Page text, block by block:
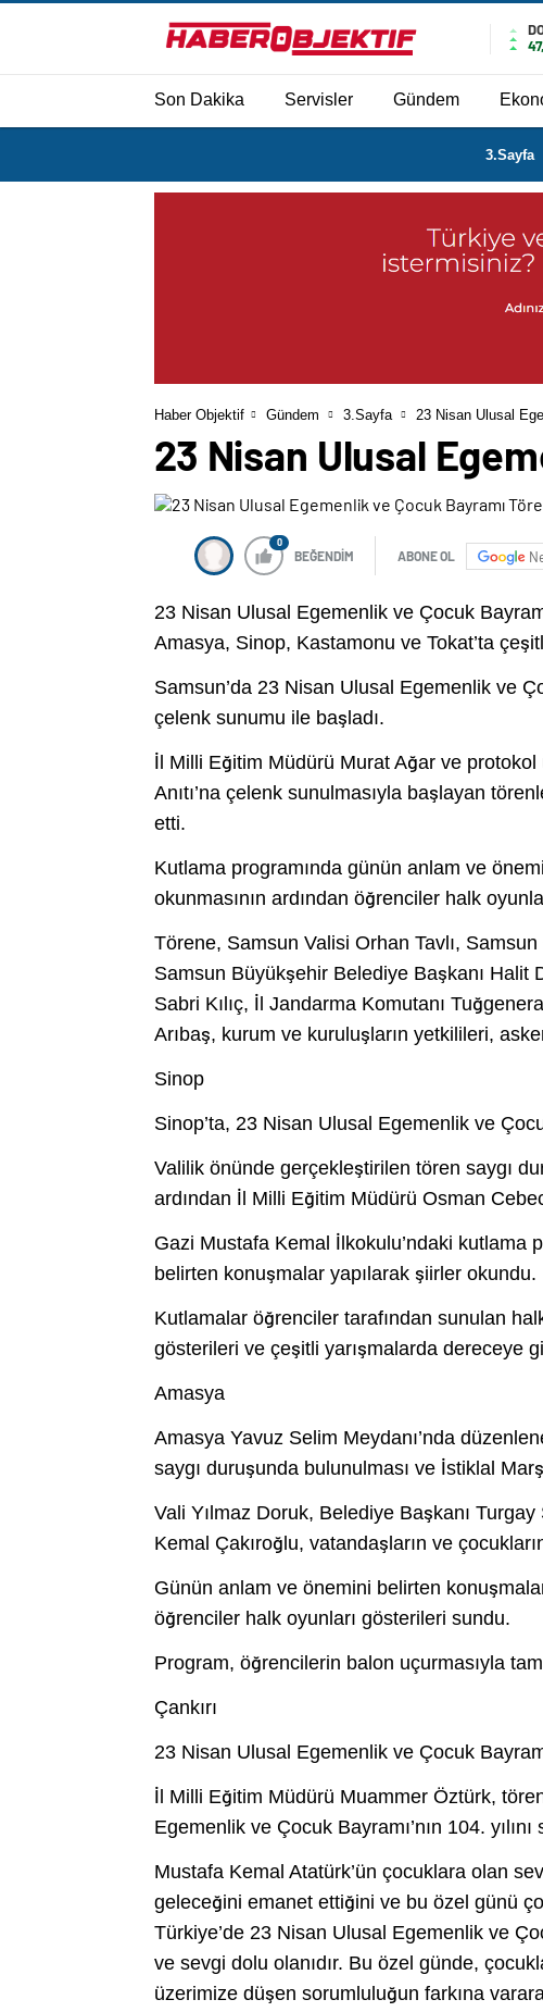
Son Dakika Servisler Gündem
3.Sayfa
Haber Objektif Gündem 3.Sayfa 23 Nisan Ulusal
23 Nisan Ulusal
0
BEĞENDİM ABONE OL
23 Nisan Ulusal Egemenlik ve Çocuk
Amasya, Sinop, Kastamonu ve Tokat’ta
Samsun’da 23 Nisan Ulusal Egemenlik ve
çelenk sunumu ile başladı.
İl Milli Eğitim Müdürü Murat Ağar ve
Anıtı’na çelenk sunulmasıyla başlayan
etti.
Kutlama programında günün anlam ve
okunmasının ardından öğrenciler halk
Törene, Samsun Valisi Orhan Tavlı,
Samsun Büyükşehir Belediye Başkanı Halit
Sabri Kılıç, İl Jandarma Komutanı
Arıbaş, kurum ve kuruluşların yetkilileri,
Sinop
Sinop’ta, 23 Nisan Ulusal Egemenlik ve
Valilik önünde gerçekleştirilen tören saygı
ardından İl Milli Eğitim Müdürü Osman
Gazi Mustafa Kemal İlkokulu’ndaki kutlama
belirten konuşmalar yapılarak şiirler okundu.
Kutlamalar öğrenciler tarafından sunulan
gösterileri ve çeşitli yarışmalarda dereceye
Amasya
Amasya Yavuz Selim Meydanı’nda
saygı duruşunda bulunulması ve İstiklal
Vali Yılmaz Doruk, Belediye Başkanı
Kemal Çakıroğlu, vatandaşların ve
Günün anlam ve önemini belirten
öğrenciler halk oyunları gösterileri sundu.
Program, öğrencilerin balon uçurmasıyla
Çankırı
23 Nisan Ulusal Egemenlik ve Çocuk
İl Milli Eğitim Müdürü Muammer Öztürk,
Egemenlik ve Çocuk Bayramı’nın 104.
Mustafa Kemal Atatürk’ün çocuklara olan
geleceğini emanet ettiğini ve bu özel günü
Türkiye’de 23 Nisan Ulusal Egemenlik ve
ve sevgi dolu olanıdır. Bu özel günde,
üzerimize düşen sorumluluğun farkına